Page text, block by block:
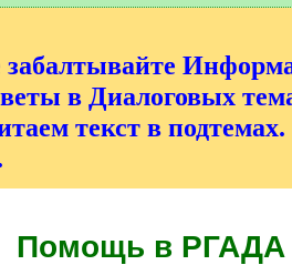
забалтывайте
в Диалоговых
текст в
Помощь в РГАДА